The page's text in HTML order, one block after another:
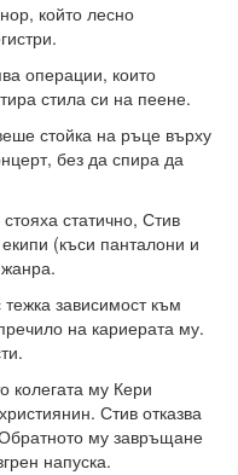
който лесно
операции, които
стила си на пеене.
стойка на ръце върху
без да спира да
статично, Стив
(къси панталони и
зависимост към
на кариерата му.
колегата му Кери
Стив отказва
му завръщане
напуска.